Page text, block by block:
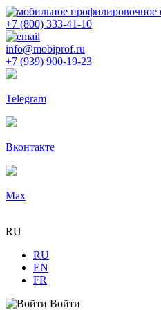
+7 (800) 333-41-10
info@mobiprof.ru
+7 (939) 900-19-23
Telegram
Вконтакте
Max
RU
RU
EN
FR
Войти